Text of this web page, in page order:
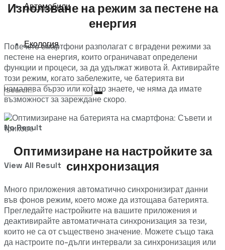
Автомобили
Екология
No Result
View All Result
Използване на режим за пестене на
енергия
Повечето смартфони разполагат с вградени режими за
пестене на енергия, които ограничават определени
функции и процеси, за да удължат живота й. Активирайте
този режим, когато забележите, че батерията ви
намалява бързо или когато знаете, че няма да имате
възможност за зареждане скоро.
Оптимизиране на настройките за
синхронизация
Много приложения автоматично синхронизират данни
във фонов режим, което може да изтощава батерията.
Прегледайте настройките на вашите приложения и
деактивирайте автоматичната синхронизация за тези,
които не са от съществено значение. Можете също така
да настроите по-дълги интервали за синхронизация или